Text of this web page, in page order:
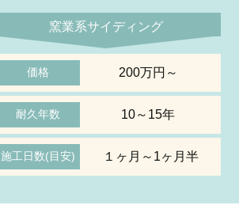
窯業系サイディング
価格 200万円～
耐久年数 10～15年
施工日数(目安) １ヶ月～1ヶ月半